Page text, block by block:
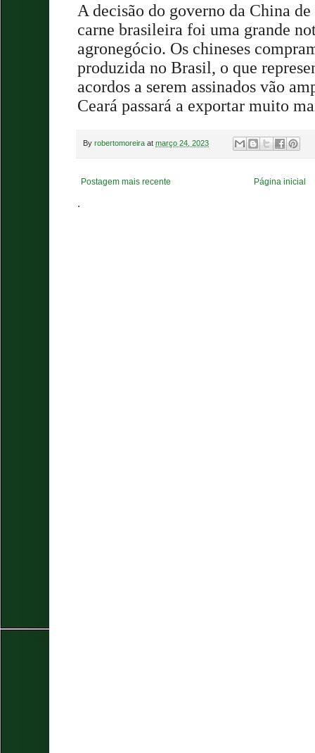
A decisão do governo da China
carne brasileira foi uma grande
agronegócio. Os chineses
produzida no Brasil, o que
acordos a serem assinados vão
Ceará passará a exportar muito
By robertomoreira at março 24, 2023
Postagem mais recente Página inicial
.